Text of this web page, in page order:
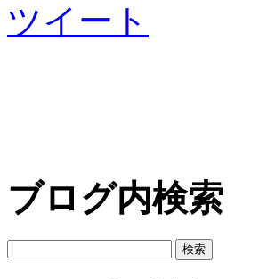
ツイート
ブログ内検索